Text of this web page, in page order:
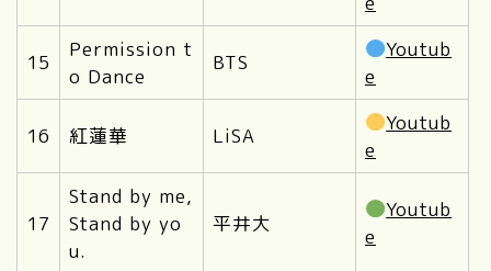
15
Permission t
o Dance
BTS
Youtub
e
16 紅蓮華 LiSA
Youtub
e
17
Stand by me,
Stand by yo
u.
平井大
Youtub
e